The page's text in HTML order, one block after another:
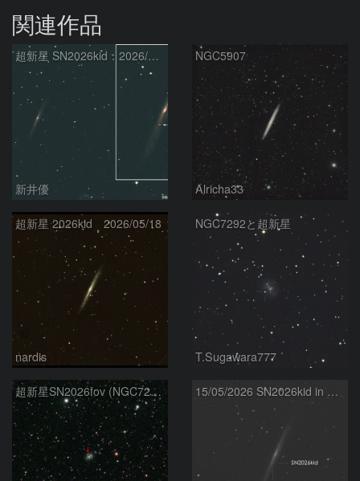
関連作品
超新星 SN2026kid：2026/05/18
新井優
NGC5907
Alricha33
超新星 2026kid 2026/05/18
nardis
NGC7292と超新星
T.Sugawara777
超新星SN2026fov (NGC7292) 5/17 15/05/2026 SN2026kid in NGC5907